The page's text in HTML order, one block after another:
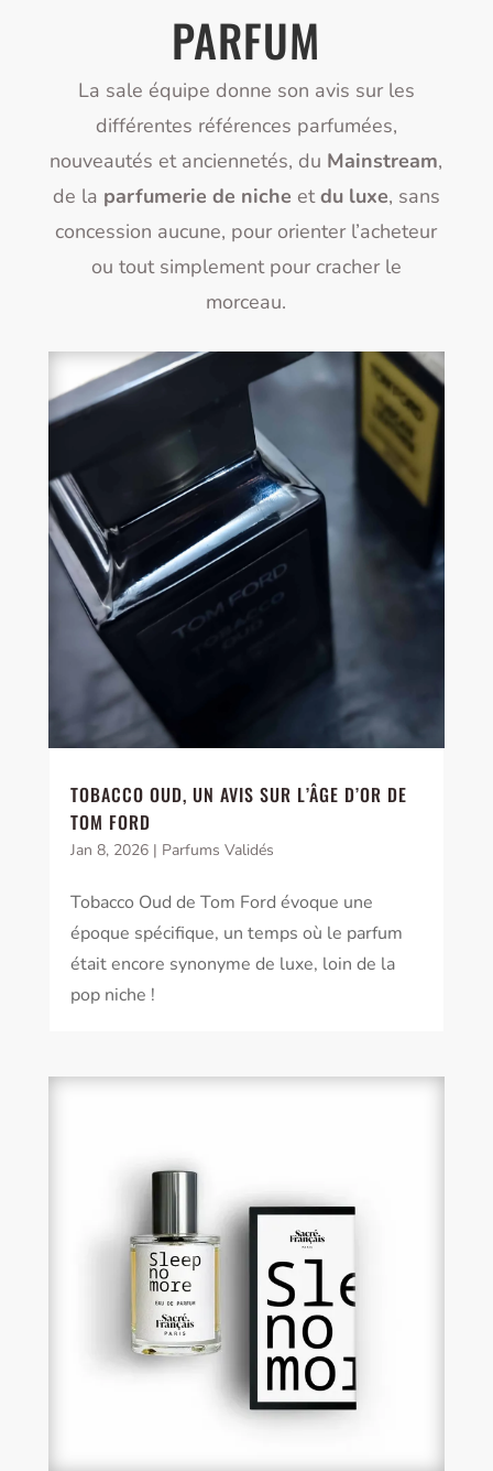
PARFUM
La sale équipe donne son avis sur les
différentes références parfumées,
nouveautés et anciennetés, du Mainstream,
de la parfumerie de niche etdu luxe, sans
concession aucune, pour orienter l’acheteur
ou tout simplement pour cracher le
morceau.
TOBACCO OUD, UN AVIS SUR L’ÂGE D’OR DE
TOM FORD
Jan 8, 2026| Parfums Validés
Tobacco Oud de Tom Ford évoque une
époque spécifique, un temps où le parfum
était encore synonyme de luxe, loin de la
pop niche !